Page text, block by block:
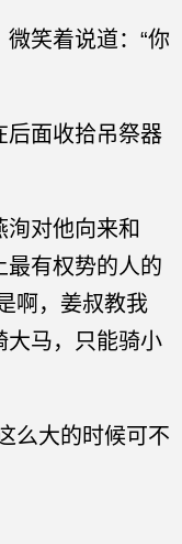
笑着说道：“你
后面收拾吊祭器
对他向来和
最有权势的人的
啊，姜叔教我
大马，只能骑小
么大的时候可不